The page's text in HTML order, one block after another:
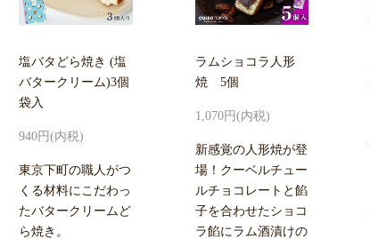
塩バタどら焼き (塩
バタークリーム)3個
袋入
940円(内税)
東京下町の職人がつ
くる材料にこだわっ
たバタークリームど
ら焼き。
ラムショコラ人形
焼 5個
1,070円(内税)
新感覚の人形焼が登
場！クーベルチュー
ルチョコレートと餡
子を合わせたショコ
ラ餡にラム酒漬けの